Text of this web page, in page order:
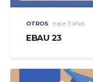
OTROS hace 3 años
EBAU 23